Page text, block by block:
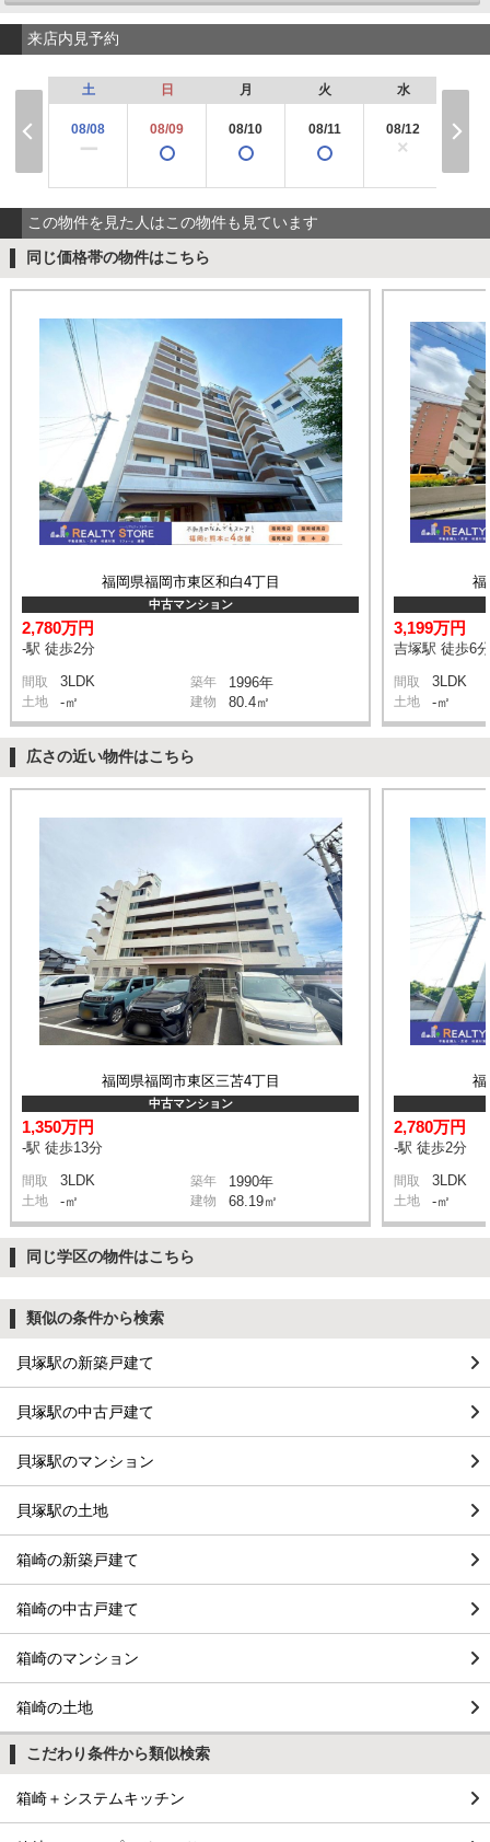
来店内見予約
土
08/08
ー
日
08/09
月
08/10
火
08/11
水
08/12
×
この物件を見た人はこの物件も見ています
同じ価格帯の物件はこちら
福岡県福岡市東区和白4丁目
中古マンション
2,780万円
-駅 徒歩2分
間取 3LDK 築年 1996年
土地 -㎡ 建物 80.4㎡
福
3,199万円
吉塚駅 徒歩6分
間取 3LDK
土地 -㎡
広さの近い物件はこちら
福岡県福岡市東区三苫4丁目
中古マンション
1,350万円
-駅 徒歩13分
間取 3LDK 築年 1990年
土地 -㎡ 建物 68.19㎡
福
2,780万円
-駅 徒歩2分
間取 3LDK
土地 -㎡
同じ学区の物件はこちら
類似の条件から検索
貝塚駅の新築戸建て
貝塚駅の中古戸建て
貝塚駅のマンション
貝塚駅の土地
箱崎の新築戸建て
箱崎の中古戸建て
箱崎のマンション
箱崎の土地
こだわり条件から類似検索
箱崎＋システムキッチン